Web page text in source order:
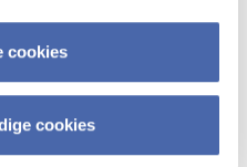
cookies
cookies